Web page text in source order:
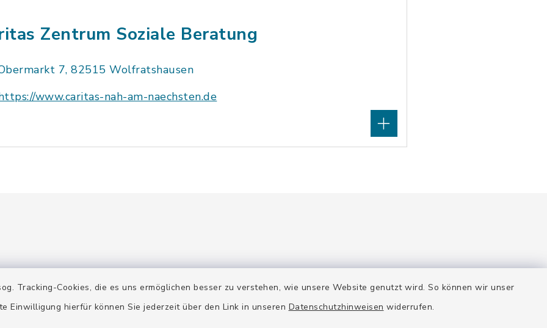
Tracking-Cookies, die es uns ermöglichen besser zu verstehen, wie unsere Website genutzt wird. So können wir unser
Einwilligung hierfür können Sie jederzeit über den Link in unseren Datenschutzhinweisen widerrufen.
Zentrum Soziale Beratung
7, 82515 Wolfratshausen
www.caritas-nah-am-naechsten.de
Terminanfrage Quicklinks